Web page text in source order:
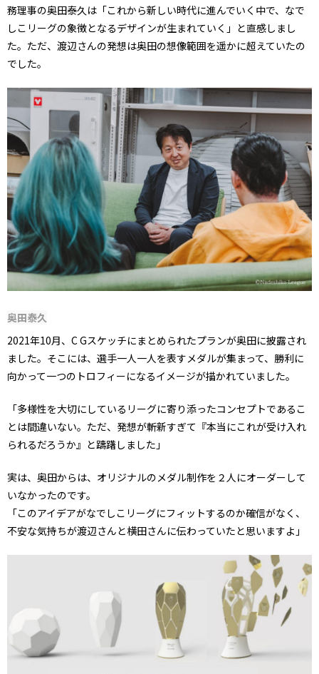
務理事の奥田泰久は「これから新しい時代に進んでいく中で、なで
しこリーグの象徴となるデザインが生まれていく」と直感しまし
た。ただ、渡辺さんの発想は奥田の想像範囲を遥かに超えていたの
でした。
奥田泰久
2021年10月、C Gスケッチにまとめられたプランが奥田に披露され
ました。そこには、選手一人一人を表すメダルが集まって、勝利に
向かって一つのトロフィーになるイメージが描かれていました。
「多様性を大切にしているリーグに寄り添ったコンセプトであるこ
とは間違いない。ただ、発想が斬新すぎて『本当にこれが受け入れ
られるだろうか』と躊躇しました」
実は、奥田からは、オリジナルのメダル制作を２人にオーダーして
いなかったのです。
「このアイデアがなでしこリーグにフィットするのか確信がなく、
不安な気持ちが渡辺さんと横田さんに伝わっていたと思いますよ」